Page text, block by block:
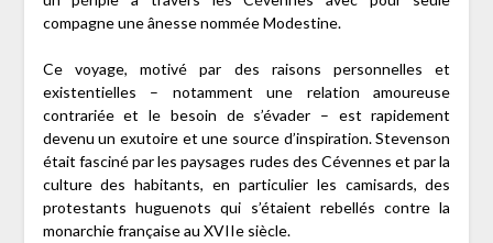
compagne une ânesse nommée Modestine.
Ce voyage, motivé par des raisons personnelles et
existentielles – notamment une relation amoureuse
contrariée et le besoin de s’évader – est rapidement
devenu un exutoire et une source d’inspiration. Stevenson
était fasciné par les paysages rudes des Cévennes et par la
culture des habitants, en particulier les camisards, des
protestants huguenots qui s’étaient rebellés contre la
monarchie française au XVIIe siècle.